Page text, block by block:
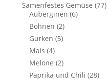
Samenfestes Gemüse (77)
Auberginen (6)
Bohnen (2)
Gurken (5)
Mais (4)
Melone (2)
Paprika und Chili (28)